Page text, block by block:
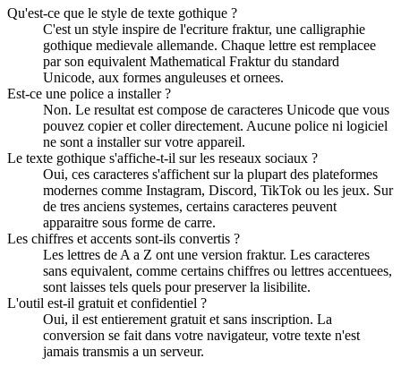
Qu'est-ce que le style de texte gothique ?
C'est un style inspire de l'ecriture fraktur, une calligraphie
gothique medievale allemande. Chaque lettre est remplacee
par son equivalent Mathematical Fraktur du standard
Unicode, aux formes anguleuses et ornees.
Est-ce une police a installer ?
Non. Le resultat est compose de caracteres Unicode que vous
pouvez copier et coller directement. Aucune police ni logiciel
ne sont a installer sur votre appareil.
Le texte gothique s'affiche-t-il sur les reseaux sociaux ?
Oui, ces caracteres s'affichent sur la plupart des plateformes
modernes comme Instagram, Discord, TikTok ou les jeux. Sur
de tres anciens systemes, certains caracteres peuvent
apparaitre sous forme de carre.
Les chiffres et accents sont-ils convertis ?
Les lettres de A a Z ont une version fraktur. Les caracteres
sans equivalent, comme certains chiffres ou lettres accentuees,
sont laisses tels quels pour preserver la lisibilite.
L'outil est-il gratuit et confidentiel ?
Oui, il est entierement gratuit et sans inscription. La
conversion se fait dans votre navigateur, votre texte n'est
jamais transmis a un serveur.